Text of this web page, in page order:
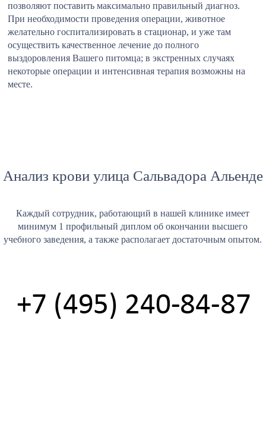
позволяют поставить максимально правильный диагноз.
При необходимости проведения операции, животное
желательно госпитализировать в стационар, и уже там
осуществить качественное лечение до полного
выздоровления Вашего питомца; в экстренных случаях
некоторые операции и интенсивная терапия возможны на
месте.
Анализ крови улица Сальвадора Альенде
Каждый сотрудник, работающий в нашей клинике имеет
минимум 1 профильный диплом об окончании высшего
учебного заведения, а также располагает достаточным опытом.